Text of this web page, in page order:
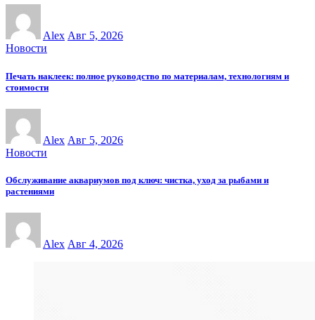
Alex Авг 5, 2026
Новости
Печать наклеек: полное руководство по материалам, технологиям и
стоимости
Alex Авг 5, 2026
Новости
Обслуживание аквариумов под ключ: чистка, уход за рыбами и
растениями
Alex Авг 4, 2026